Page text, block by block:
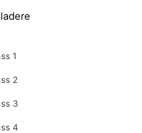
1
2
3
4